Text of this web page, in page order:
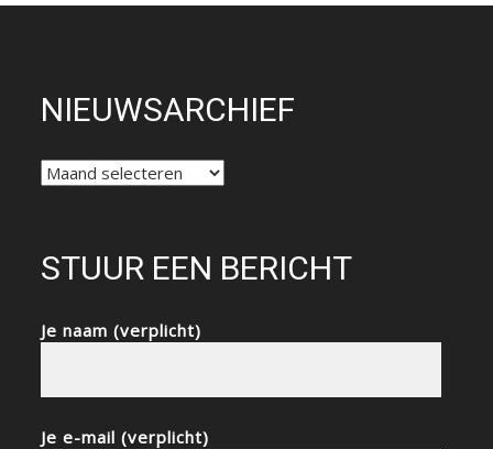
NIEUWSARCHIEF
NIEUWSARCHIEF
STUUR EEN BERICHT
Je naam (verplicht)
Je e-mail (verplicht)